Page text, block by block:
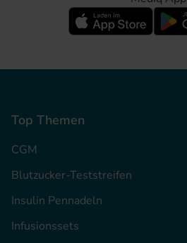
Top Themen
CGM
Blutzucker-Teststreifen
Insulin Pennadeln
Infusionssets